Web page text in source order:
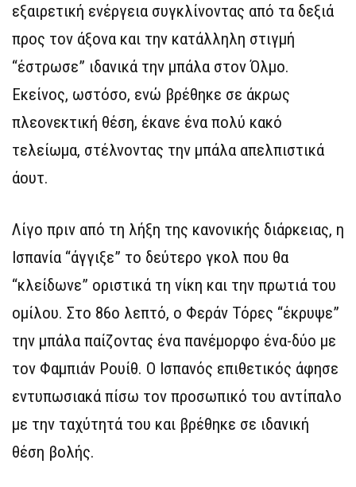
εξαιρετική ενέργεια συγκλίνοντας από τα δεξιά
προς τον άξονα και την κατάλληλη στιγμή
“έστρωσε” ιδανικά την μπάλα στον Όλμο.
Εκείνος, ωστόσο, ενώ βρέθηκε σε άκρως
πλεονεκτική θέση, έκανε ένα πολύ κακό
τελείωμα, στέλνοντας την μπάλα απελπιστικά
άουτ.
Λίγο πριν από τη λήξη της κανονικής διάρκειας, η
Ισπανία “άγγιξε” το δεύτερο γκολ που θα
“κλείδωνε” οριστικά τη νίκη και την πρωτιά του
ομίλου. Στο 86ο λεπτό, ο Φεράν Τόρες “έκρυψε”
την μπάλα παίζοντας ένα πανέμορφο ένα-δύο με
τον Φαμπιάν Ρουίθ. Ο Ισπανός επιθετικός άφησε
εντυπωσιακά πίσω τον προσωπικό του αντίπαλο
με την ταχύτητά του και βρέθηκε σε ιδανική
θέση βολής.